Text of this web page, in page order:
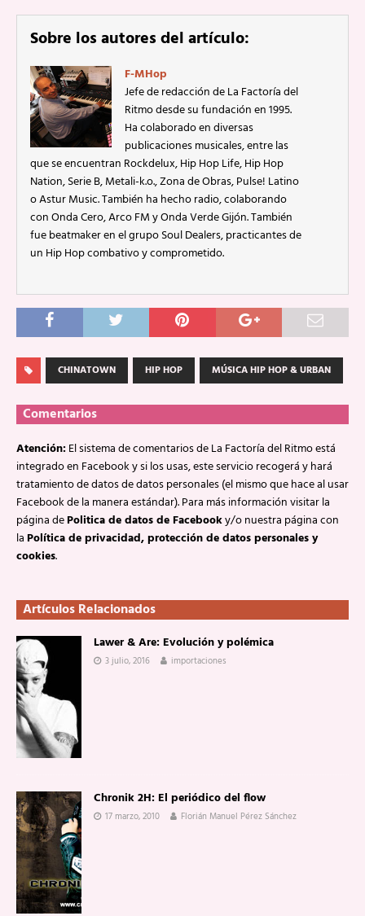
Sobre los autores del artículo:
F-MHop
Jefe de redacción de La Factoría del
Ritmo desde su fundación en 1995.
Ha colaborado en diversas
publicaciones musicales, entre las
que se encuentran Rockdelux, Hip Hop Life, Hip Hop
Nation, Serie B, Metali-k.o., Zona de Obras, Pulse! Latino
o Astur Music. También ha hecho radio, colaborando
con Onda Cero, Arco FM y Onda Verde Gijón. También
fue beatmaker en el grupo Soul Dealers, practicantes de
un Hip Hop combativo y comprometido.
CHINATOWN HIP HOP MÚSICA HIP HOP & URBAN
Comentarios
Atención:El sistema de comentarios de La Factoría del Ritmo está
integrado en Facebook y si los usas, este servicio recogerá y hará
tratamiento de datos de datos personales (el mismo que hace al usar
Facebook de la manera estándar). Para más información visitar la
página dePolitica de datos de Facebooky/o nuestra página con
laPolítica de privacidad, protección de datos personales y
cookies.
Artículos Relacionados
Lawer & Are: Evolución y polémica
3 julio, 2016 importaciones
Chronik 2H: El periódico del flow
17 marzo, 2010 Florián Manuel Pérez Sánchez